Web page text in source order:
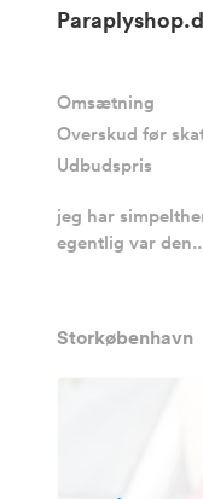
Omsætning
Overskud før
Udbudspris
jeg har
egentlig var
Storkøbenhavn